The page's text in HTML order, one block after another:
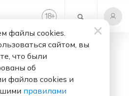
18+
Слушать бесплатно
файлы cookies.
сайтом, вы
что были
об
файлов cookies и
правилами